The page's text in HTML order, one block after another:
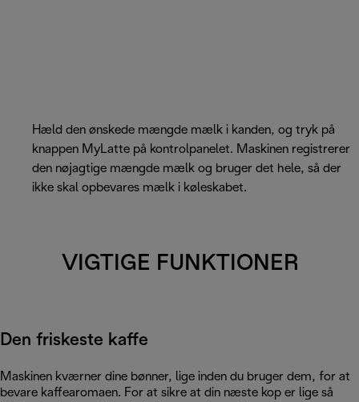
Hæld den ønskede mængde mælk i kanden, og tryk på
knappen MyLatte på kontrolpanelet. Maskinen registrerer
den nøjagtige mængde mælk og bruger det hele, så der
ikke skal opbevares mælk i køleskabet.
VIGTIGE FUNKTIONER
Den friskeste kaffe
Maskinen kværner dine bønner, lige inden du bruger dem, for at
bevare kaffearomaen. For at sikre at din næste kop er lige så